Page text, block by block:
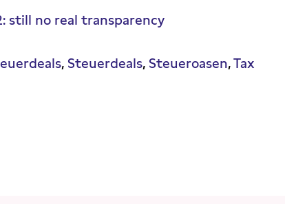
still no real transparency
Steuerdeals Steueroasen Tax